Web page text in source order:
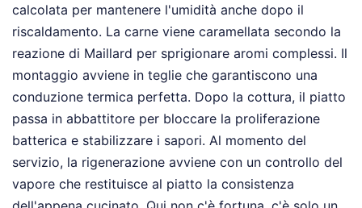
calcolata per mantenere l'umidità anche dopo il
riscaldamento. La carne viene caramellata secondo la
reazione di Maillard per sprigionare aromi complessi. Il
montaggio avviene in teglie che garantiscono una
conduzione termica perfetta. Dopo la cottura, il piatto
passa in abbattitore per bloccare la proliferazione
batterica e stabilizzare i sapori. Al momento del
servizio, la rigenerazione avviene con un controllo del
vapore che restituisce al piatto la consistenza